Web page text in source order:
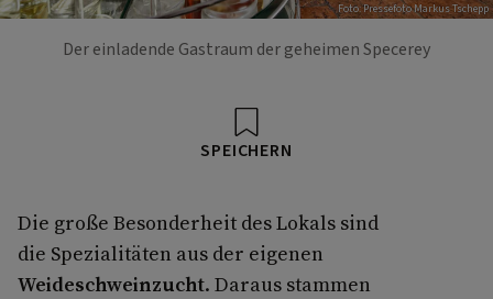
Foto: Pressefoto Markus Tschepp
Der einladende Gastraum der geheimen Specerey
SPEICHERN
Die große Besonderheit des Lokals sind
die Spezialitäten aus der eigenen
Weideschweinzucht. Daraus stammen